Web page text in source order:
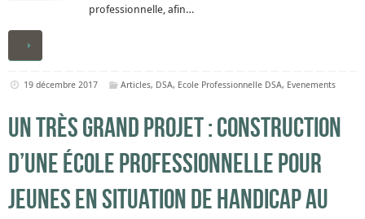
professionnelle, afin…
19 décembre 2017 Articles, DSA, Ecole Professionnelle DSA, Evenements
Un très grand projet : construction
d’une école professionnelle pour
jeunes en situation de handicap au